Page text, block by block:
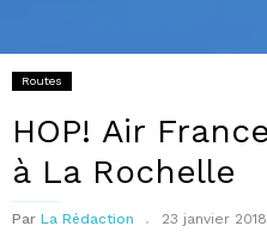
Routes
HOP! Air
à La Rochelle
Par La Rédaction 23 janvier 2018